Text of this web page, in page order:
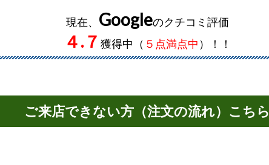
現在、 Googleのクチコミ評価
４.７ 獲得中（ ５点満点中 ）！！
ご来店できない方（注文の流れ）こちら